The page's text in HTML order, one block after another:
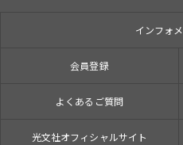
インフォ
会員登録
よくあるご質問
光文社オフィシャルサイト